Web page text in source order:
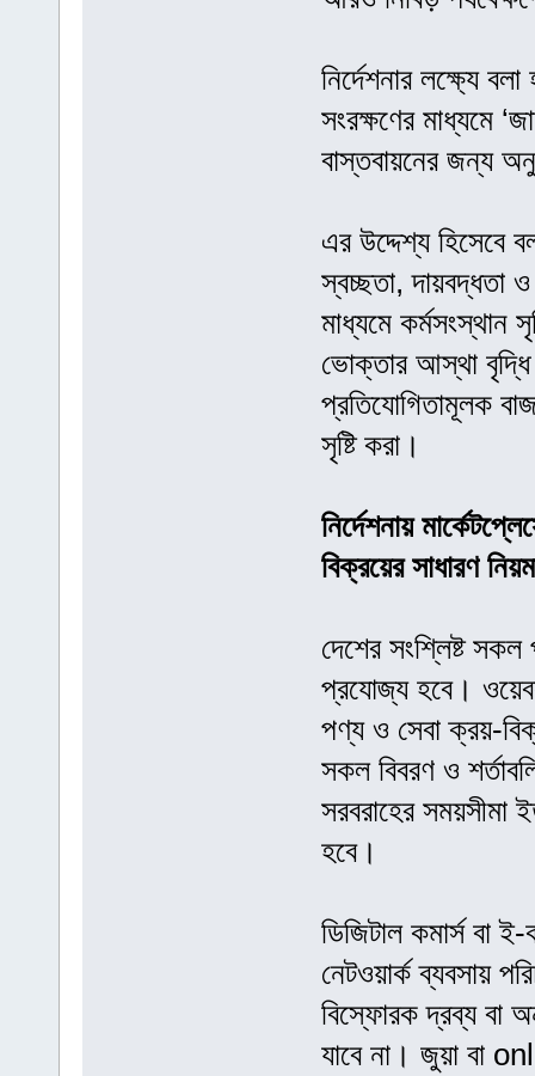
নির্দেশনার লক্ষ্যে
সংরক্ষণের মাধ্যমে
বাস্তবায়নের জন্য
এর উদ্দেশ্য হিসেবে
স্বচ্ছতা, দায়বদ্ধতা ও
মাধ্যমে কর্মসংস্থান
ভোক্তার আস্থা বৃদ্ধি
প্রতিযোগিতামূলক
সৃষ্টি করা।
নির্দেশনায়
বিক্রয়ের সাধারণ
দেশের সংশ্লিষ্ট সকল
প্রযোজ্য হবে।
পণ্য ও সেবা ক্রয়-
সকল বিবরণ ও
সরবরাহের সময়সীমা
হবে।
ডিজিটাল কমার্স বা
নেটওয়ার্ক ব্যবসায়
বিস্ফোরক দ্রব্য বা
যাবে না। জুয়া